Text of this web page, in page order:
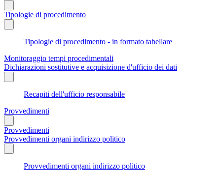
Tipologie di procedimento
Tipologie di procedimento - in formato tabellare
Monitoraggio tempi procedimentali
Dichiarazioni sostitutive e acquisizione d'ufficio dei dati
Recapiti dell'ufficio responsabile
Provvedimenti
Provvedimenti
Provvedimenti organi indirizzo politico
Provvedimenti organi indirizzo politico